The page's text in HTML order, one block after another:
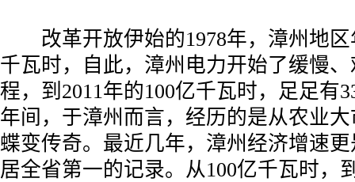
改革开放伊始的1978年，漳州地区
千瓦时，自此，漳州电力开始了缓慢
程，到2011年的100亿千瓦时，足足有
年间，于漳州而言，经历的是从农业
蝶变传奇。最近几年，漳州经济增速
居全省第一的记录。从100亿千瓦时，